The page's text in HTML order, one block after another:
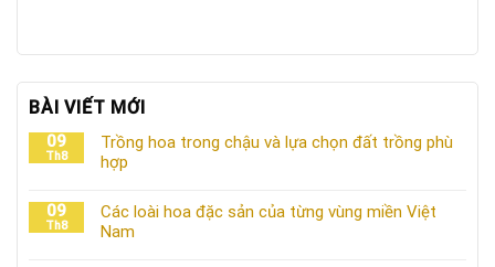
BÀI VIẾT MỚI
09
Th8
Trồng hoa trong chậu và lựa chọn đất trồng phù
hợp
09
Th8
Các loài hoa đặc sản của từng vùng miền Việt
Nam